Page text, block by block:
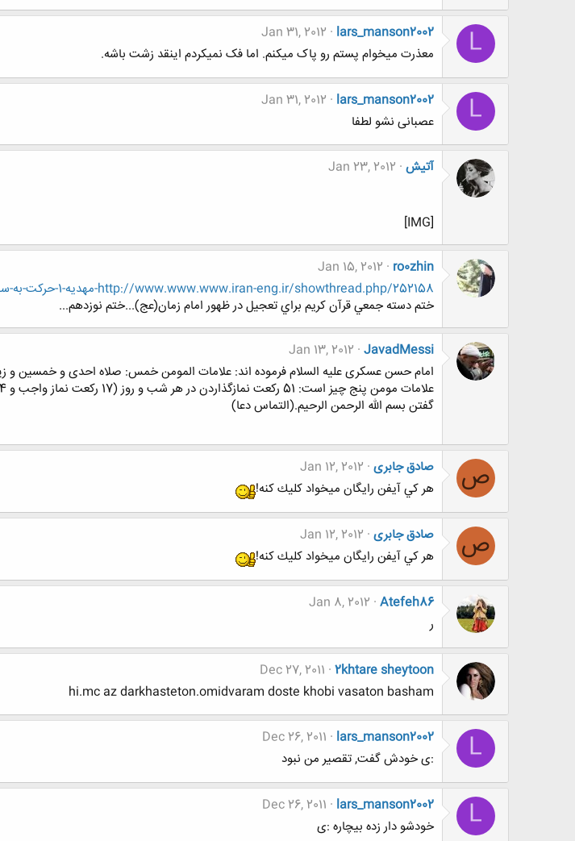
L
lars_manson2002
Jan 31, 2012
معذرت میخوام پستم رو پاک میکنم. اما فک نمیکردم اینقد زشت باشه.
L
lars_manson2002
Jan 31, 2012
عصبانی نشو لطفا
آتيش Jan 23, 2012
[IMG]
ro0zhin
Jan 15, 2012
http://www.www.www.iran-eng.ir/showthread.php/252158-مهديه-1-حركت-به-سمت-ظهور/page151?p=4458338#post4458338
ختم دسته جمعي قرآن كريم براي تعجيل در ظهور امام زمان(عج)...ختم نوزدهم...
JavadMessi
Jan 13, 2012
امام حسن عسكری علیه السلام فرموده اند: علامات المومن خمس: صلاه احدی و خمسین و
گفتن بسم الله الرحمن الرحیم.(التماس دعا)
ص صادق جابری Jan 12, 2012
هر كي آيفن رايگان ميخواد كليك كنه!
ص صادق جابری Jan 12, 2012
هر كي آيفن رايگان ميخواد كليك كنه!
Atefeh86
Jan 8, 2012
ر
2khtare sheytoon
Dec 27, 2011
hi.mc az darkhasteton.omidvaram doste khobi vasaton basham
L
lars_manson2002
Dec 26, 2011
:ی خودش گفت, تقصیر من نبود
L
lars_manson2002
Dec 26, 2011
خودشو دار زده بیچاره :ی